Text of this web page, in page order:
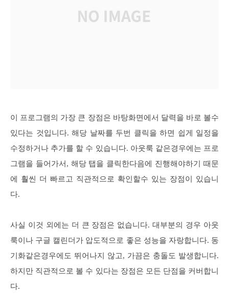
이 프로그램의 가장 큰 장점은 바탕화면에서 달력을 바로 볼수
있다는 것입니다. 해당 날짜를 두번 클릭을 하면 쉽게 일정을
수정하거나 추가를 할 수 있습니다. 아웃룩 같은경우에는 프로
그램을 들어가서, 해당 탭을 클릭한다음에 진행해야하기 때문
에 훨씬 더 빠르고 직관적으로 확인할수 있는 장점이 있습니
다.
사실 이것 외에는 더 큰 장점은 없습니다. 대부분의 경우 아웃
룩이나 구글 캘린더가 압도적으로 좋은 성능을 자랑합니다. 동
기화같은경우에도 뛰어나지 않고, 가끔은 충돌도 발생합니다.
하지만 직관적으로 볼 수 있다는 장점은 모든 단점을 커버합니
다.